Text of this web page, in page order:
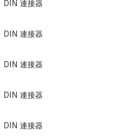
DIN 連接器
DIN 連接器
DIN 連接器
DIN 連接器
DIN 連接器